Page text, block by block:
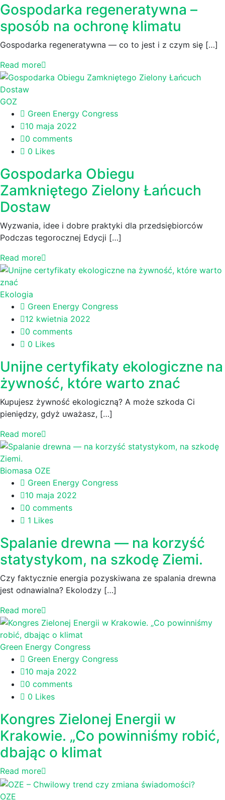
Gospodarka regeneratywna –
sposób na ochronę klimatu
Gospodarka regeneratywna — co to jest i z czym się […]
Read more
GOZ
Green Energy Congress
10 maja 2022
0 comments
0 Likes
Gospodarka Obiegu
Zamkniętego Zielony Łańcuch
Dostaw
Wyzwania, idee i dobre praktyki dla przedsiębiorców
Podczas tegorocznej Edycji […]
Read more
Ekologia
Green Energy Congress
12 kwietnia 2022
0 comments
0 Likes
Unijne certyfikaty ekologiczne na
żywność, które warto znać
Kupujesz żywność ekologiczną? A może szkoda Ci
pieniędzy, gdyż uważasz, […]
Read more
Biomasa OZE
Green Energy Congress
10 maja 2022
0 comments
1 Likes
Spalanie drewna — na korzyść
statystykom, na szkodę Ziemi.
Czy faktycznie energia pozyskiwana ze spalania drewna
jest odnawialna? Ekolodzy […]
Read more
Green Energy Congress
Green Energy Congress
10 maja 2022
0 comments
0 Likes
Kongres Zielonej Energii w
Krakowie. „Co powinniśmy robić,
dbając o klimat
Read more
OZE